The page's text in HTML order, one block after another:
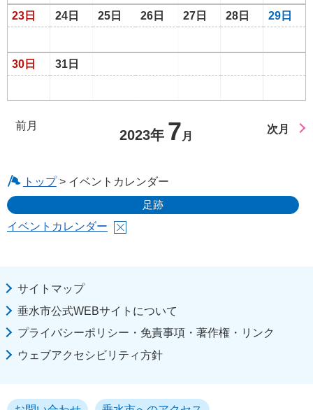
23日 24日 25日 26日 27日 28日 29日
30日 31日
前月
2023年 7 月
次月
トップ> イベントカレンダー
足跡
イベントカレンダー
サイトマップ
垂水市公式WEBサイトについて
プライバシーポリシー・免責事項・著作権・リンク
ウェブアクセシビリティ方針